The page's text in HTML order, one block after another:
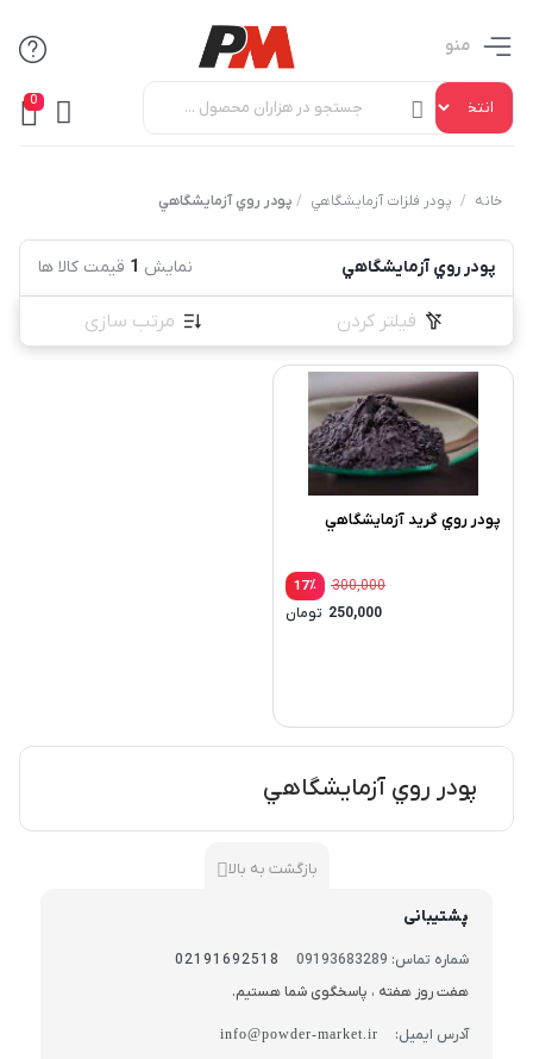
منو
0
خانه / پودر فلزات آزمايشگاهي / پودر روي آزمايشگاهي
پودر روي آزمايشگاهي نمایش 1 قیمت کالا ها
فیلتر کردن مرتب سازی
پودر روي گريد آزمايشگاهي
٪17
300,000
250,000 تومان
پودر روي آزمايشگاهي
بازگشت به بالا
پشتیبانی
شماره تماس: 09193683289
02191692518
هفت روز هفته ، پاسخگوی شما هستیم.
آدرس ایمیل: info@powder-market.ir